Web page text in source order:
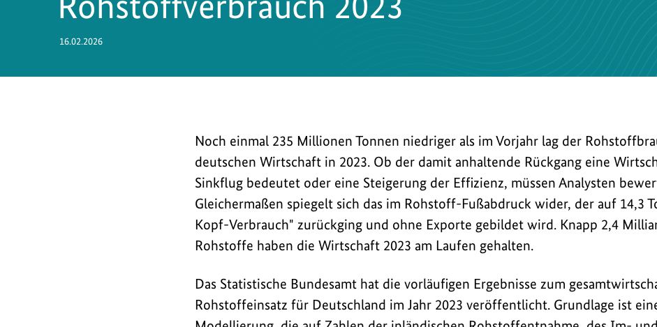
16.02.2026
Der
Rohstoffbrauch
der
deutschen
Wirtschaft
in
2023
lag
235
Noch einmal 235 Millionen Tonnen niedriger als im Vorjahr lag der
deutschen Wirtschaft in 2023. Ob der damit anhaltende Rückgang eine
Sinkflug bedeutet oder eine Steigerung der Effizienz, müssen Analysten
Gleichermaßen spiegelt sich das im Rohstoff-Fußabdruck wider, der auf 14,3
Kopf-Verbrauch" zurückging und ohne Exporte gebildet wird. Knapp 2,4
Rohstoffe haben die Wirtschaft 2023 am Laufen gehalten.
Das Statistische Bundesamt hat die vorläufigen Ergebnisse zum
Rohstoffeinsatz für Deutschland im Jahr 2023 veröffentlicht. Grundlage ist